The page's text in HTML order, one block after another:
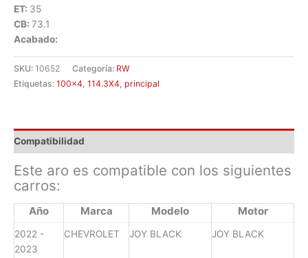
ET: 35
CB: 73.1
Acabado:
SKU: 10652 Categoría: RW
Etiquetas: 100x4 114.3X4 principal
Compatibilidad
Este aro es compatible con los siguientes
carros:
Año Marca Modelo Motor
2022 -
2023
CHEVROLET JOY BLACK JOY BLACK